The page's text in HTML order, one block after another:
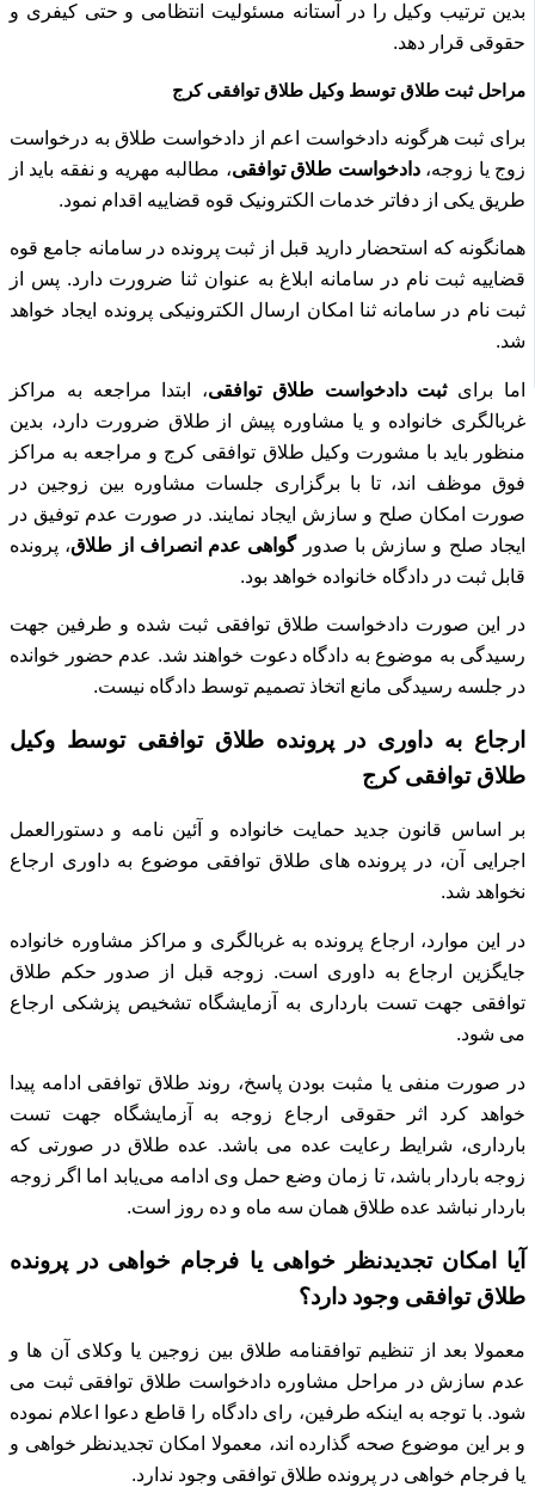
بدین ترتیب وکیل را در آستانه مسئولیت انتظامی و حتی کیفری و
حقوقی قرار دهد.
مراحل ثبت طلاق توسط وکیل طلاق توافقی کرج
برای ثبت هرگونه دادخواست اعم از دادخواست طلاق به درخواست
زوج یا زوجه،دادخواست طلاق توافقی، مطالبه مهریه و نفقه باید از
طریق یکی از دفاتر خدمات الکترونیک قوه قضاییه اقدام نمود.
همانگونه که استحضار دارید قبل از ثبت پرونده در سامانه جامع قوه
قضاییه ثبت نام در سامانه ابلاغ به عنوان ثنا ضرورت دارد. پس از
ثبت نام در سامانه ثنا امکان ارسال الکترونیکی پرونده ایجاد خواهد
شد.
اما برایثبت دادخواست طلاق توافقی، ابتدا مراجعه به مراکز
غربالگری خانواده و یا مشاوره پیش از طلاق ضرورت دارد، بدین
منظور باید با مشورت وکیل طلاق توافقی کرج و مراجعه به مراکز
فوق موظف اند، تا با برگزاری جلسات مشاوره بین زوجین در
صورت امکان صلح و سازش ایجاد نمایند. در صورت عدم توفیق در
ایجاد صلح و سازش با صدورگواهی عدم انصراف از طلاق، پرونده
قابل ثبت در دادگاه خانواده خواهد بود.
در این صورت دادخواست طلاق توافقی ثبت شده و طرفین جهت
رسیدگی به موضوع به دادگاه دعوت خواهند شد. عدم حضور خوانده
در جلسه رسیدگی مانع اتخاذ تصمیم توسط دادگاه نیست.
ارجاع به داوری در پرونده طلاق توافقی توسط وکیل
طلاق توافقی کرج
بر اساس قانون جدید حمایت خانواده و آئین نامه و دستورالعمل
اجرایی آن، در پرونده های طلاق توافقی موضوع به داوری ارجاع
نخواهد شد.
در این موارد، ارجاع پرونده به غربالگری و مراکز مشاوره خانواده
جایگزین ارجاع به داوری است. زوجه قبل از صدور حکم طلاق
توافقی جهت تست بارداری به آزمایشگاه تشخیص پزشکی ارجاع
می‌ شود.
در صورت منفی یا مثبت بودن پاسخ، روند طلاق توافقی ادامه پیدا
خواهد کرد
اثر حقوقی ارجاع زوجه به آزمایشگاه جهت تست
بارداری، شرایط رعایت عده می باشد. عده طلاق در صورتی که
زوجه باردار باشد، تا زمان وضع حمل وی ادامه می‌یابد
اما اگر زوجه
باردار نباشد عده طلاق همان سه ماه و ده روز است.
آیا امکان تجدیدنظر خواهی یا فرجام خواهی در پرونده
طلاق توافقی وجود دارد؟
معمولا بعد از تنظیم توافقنامه طلاق بین زوجین یا وکلای آن ها و
عدم سازش در مراحل مشاوره دادخواست طلاق توافقی ثبت می
شود. با توجه به اینکه طرفین، رای دادگاه را قاطع دعوا اعلام نموده
و بر این موضوع صحه گذارده اند، معمولا امکان تجدیدنظر خواهی و
یا فرجام خواهی در پرونده طلاق توافقی وجود ندارد.